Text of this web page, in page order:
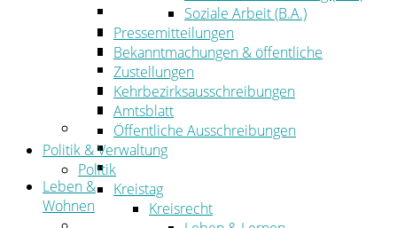
Wirtschaftsförderung
Gewerbeflächen und Unternehmen
Arbeitgeberservice
Mobilfunk & Breitband
Straßen- und Radwegebau
Landwirtschaft
Tourismus
Freizeit und Urlaub im Landkreis
Veranstaltungen
Leben &
Wohnen
Soziale Arbeit (B.A.)
Pressemitteilungen
Bekanntmachungen & öffentliche
Zustellungen
Kehrbezirksausschreibungen
Amtsblatt
Öffentliche Ausschreibungen
Politik & Verwaltung
Politik
Kreistag
Kreisrecht